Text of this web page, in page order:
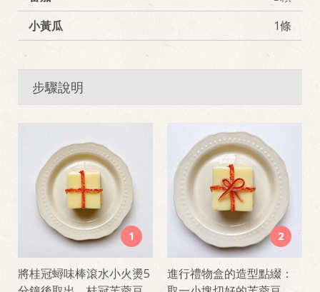
小黃瓜
1條
步驟說明
1
將桂冠蟳味棒滾水小火燙5
2
進行禮物盒的造型點綴：